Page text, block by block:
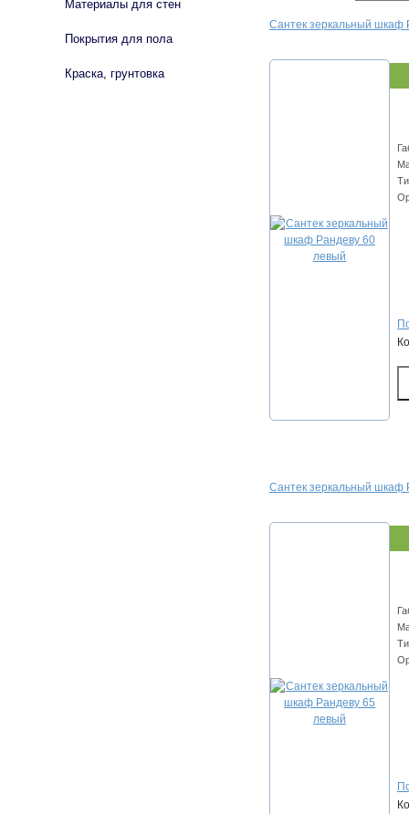
Сантек зеркальный шкаф
Сантек зеркальный шкаф
Материалы для стен
Покрытия для пола
Краска, грунтовка